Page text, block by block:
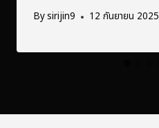
Bysirijin9 12 กันยายน 2025